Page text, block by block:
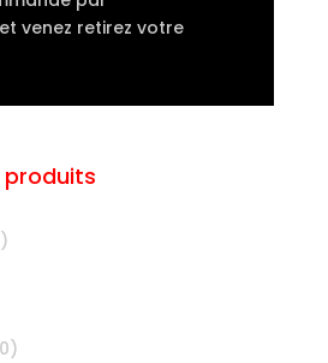
venez retirez votre